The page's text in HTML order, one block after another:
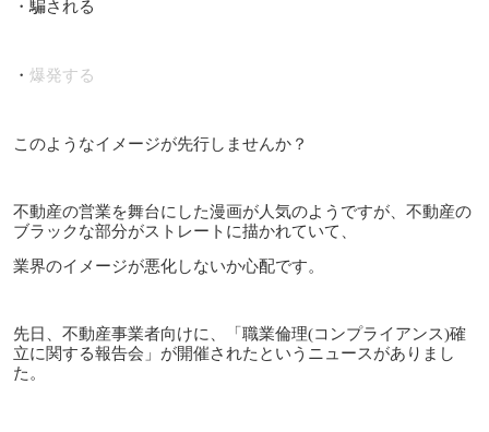
・騙される
・ 爆発する
このようなイメージが先行しませんか？
不動産の営業を舞台にした漫画が人気のようですが、不動産の
ブラックな部分がストレートに描かれていて、
業界のイメージが悪化しないか心配です。
先日、不動産事業者向けに、「職業倫理(コンプライアンス)確
立に関する報告会」が開催されたというニュースがありまし
た。